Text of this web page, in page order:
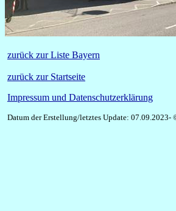
zurück zur Liste Bayern
zurück zur Startseite
Impressum und Datenschutzerklärung
Datum der Erstellung/letztes Update: 07.09.2023-